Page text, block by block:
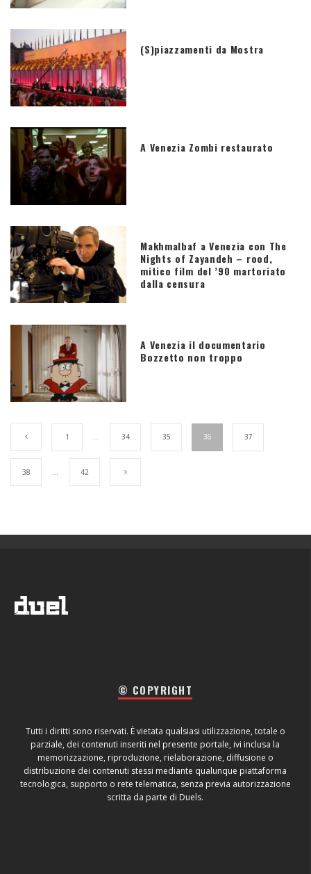
(S)piazzamenti da Mostra
A Venezia Zombi restaurato
Makhmalbaf a Venezia con The
Nights of Zayandeh – rood,
mitico film del ’90 martoriato
dalla censura
A Venezia il documentario
Bozzetto non troppo
1 … 34 35 36 37
38 42
© COPYRIGHT
Tutti i diritti sono riservati. È vietata qualsiasi utilizzazione, totale o
parziale, dei contenuti inseriti nel presente portale, ivi inclusa la
memorizzazione, riproduzione, rielaborazione, diffusione o
distribuzione dei contenuti stessi mediante qualunque piattaforma
tecnologica, supporto o rete telematica, senza previa autorizzazione
scritta da parte di Duels.